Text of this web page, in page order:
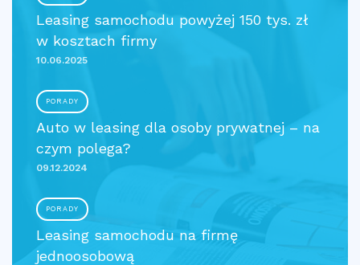
Leasing samochodu powyżej 150 tys. zł
w kosztach firmy
10.06.2025
PORADY
Auto w leasing dla osoby prywatnej – na
czym polega?
09.12.2024
PORADY
Leasing samochodu na firmę
jednoosobową